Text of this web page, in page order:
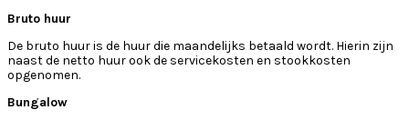
Bruto huur
De bruto huur is de huur die maandelijks betaald wordt. Hierin zijn
naast de netto huur ook de servicekosten en stookkosten
opgenomen.
Bungalow